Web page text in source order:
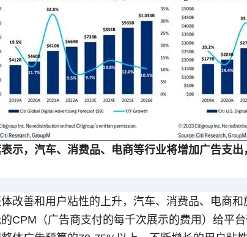
示，汽车、消费品、电商等行业将增加广告支
改善和用户粘性的上升，汽车、消费品、电商
CPM（广告商支付的每千次展示的费用）给平台